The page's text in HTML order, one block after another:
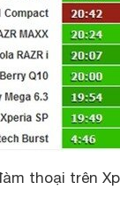
thoại trên